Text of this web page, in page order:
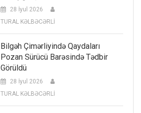
28 İyul 2026
TURAL KƏLBƏCƏRLİ
Bilgəh Çimərliyində Qaydaları
Pozan Sürücü Barəsində Tədbir
Görüldü
28 İyul 2026
TURAL KƏLBƏCƏRLİ